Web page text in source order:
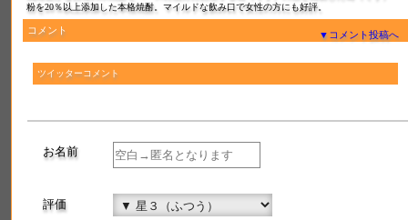
2026年7月18日
最近登録されたお酒
蟇目
2019年8月18日 登録
博士のつぶやき
粉を20％以上添加した本格焼酎。マイルドな飲み口で女性の方にも好評。
コメント ▼コメント投稿へ
ツイッターコメント
お名前
評価